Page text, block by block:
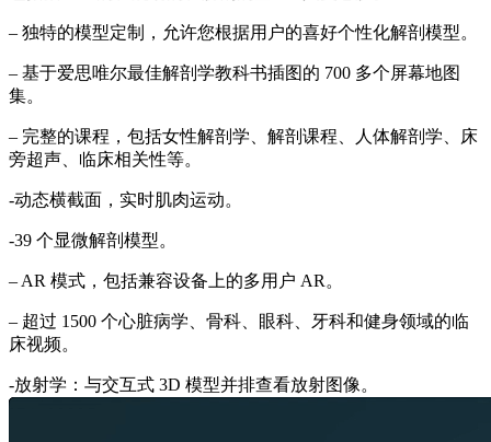
– 独特的模型定制，允许您根据用户的喜好个性化解剖模型。
– 基于爱思唯尔最佳解剖学教科书插图的 700 多个屏幕地图
集。
– 完整的课程，包括女性解剖学、解剖课程、人体解剖学、床
旁超声、临床相关性等。
-动态横截面，实时肌肉运动。
-39 个显微解剖模型。
– AR 模式，包括兼容设备上的多用户 AR。
– 超过 1500 个心脏病学、骨科、眼科、牙科和健身领域的临
床视频。
-放射学：与交互式 3D 模型并排查看放射图像。